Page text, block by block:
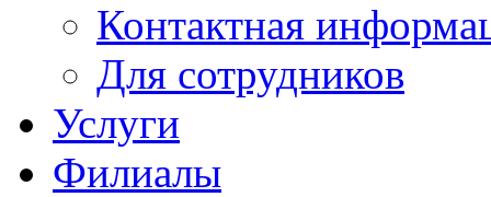
Контактная
Для сотрудников
Услуги
Филиалы